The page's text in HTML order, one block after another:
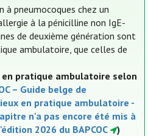
pneumocoques chez un
à la pénicilline non IgE-
de deuxième génération sont
ambulatoire, que celles de
pratique ambulatoire selon
– Guide belge de
en pratique ambulatoire -
n'a pas encore été mis à
2026 du BAPCOC
)